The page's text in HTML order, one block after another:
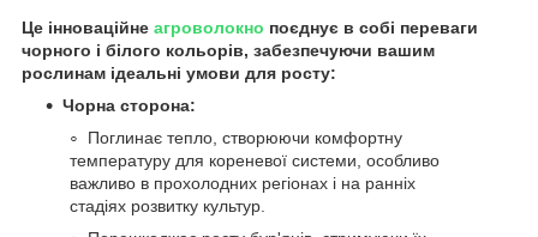
Це інноваційне агроволокно поєднує в собі переваги
чорного і білого кольорів, забезпечуючи вашим
рослинам ідеальні умови для росту:
Чорна сторона:
Поглинає тепло, створюючи комфортну
температуру для кореневої системи, особливо
важливо в прохолодних регіонах і на ранніх
стадіях розвитку культур.